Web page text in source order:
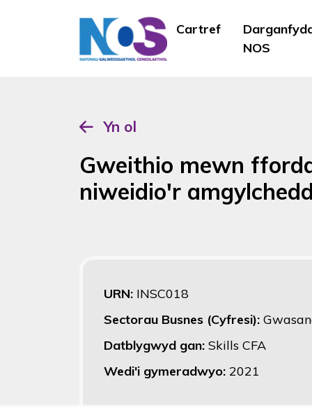
Cartref
NOS
Yn ol
Gweithio mewn
niweidio'r
URN: INSC018
Sectorau Busnes (Cyfresi):
Datblygwyd gan: Skills CFA
Wedi'i gymeradwyo: 2021